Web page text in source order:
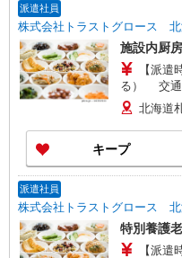
派遣社員
株式会社トラストグロース 北
施設内厨
【派遣
る） 交通
北海道
キープ
派遣社員
株式会社トラストグロース 北
特別養護
【派